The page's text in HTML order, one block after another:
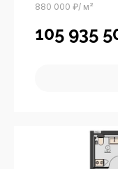
880 000 ₽/ м²
105 935